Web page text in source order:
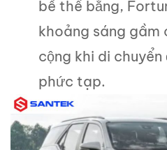
bề thế bằng,
khoảng sáng gầm
cộng khi di
phức tạp.